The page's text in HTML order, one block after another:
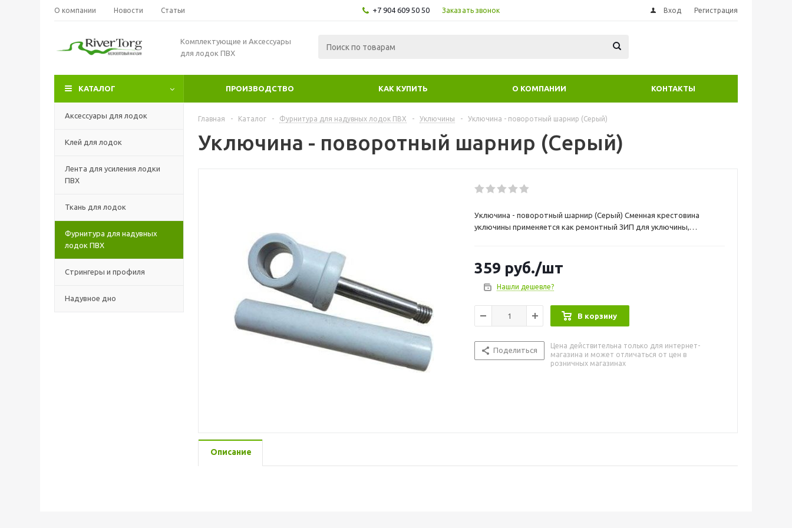
О компании Новости Статьи +7 904 609 50 50 Заказать звонок Вход Регистрация
Комплектующие и Аксессуары
для лодок ПВХ
КАТАЛОГ ПРОИЗВОДСТВО КАК КУПИТЬ О КОМПАНИИ КОНТАКТЫ
Аксессуары для лодок
Клей для лодок
Лента для усиления лодки
ПВХ
Ткань для лодок
Фурнитура для надувных
лодок ПВХ
Стрингеры и профиля
Надувное дно
Главная - Каталог - Фурнитура для надувных лодок ПВХ - Уключины - Уключина - поворотный шарнир (Серый)
Уключина - поворотный шарнир (Серый)
Уключина - поворотный шарнир (Серый) Сменная крестовина
уключины применяется как ремонтный ЗИП для уключины,
359 руб./шт
Нашли дешевле?
В корзину
Поделиться
Цена действительна только для интернет-
магазина и может отличаться от цен в
розничных магазинах
Описание